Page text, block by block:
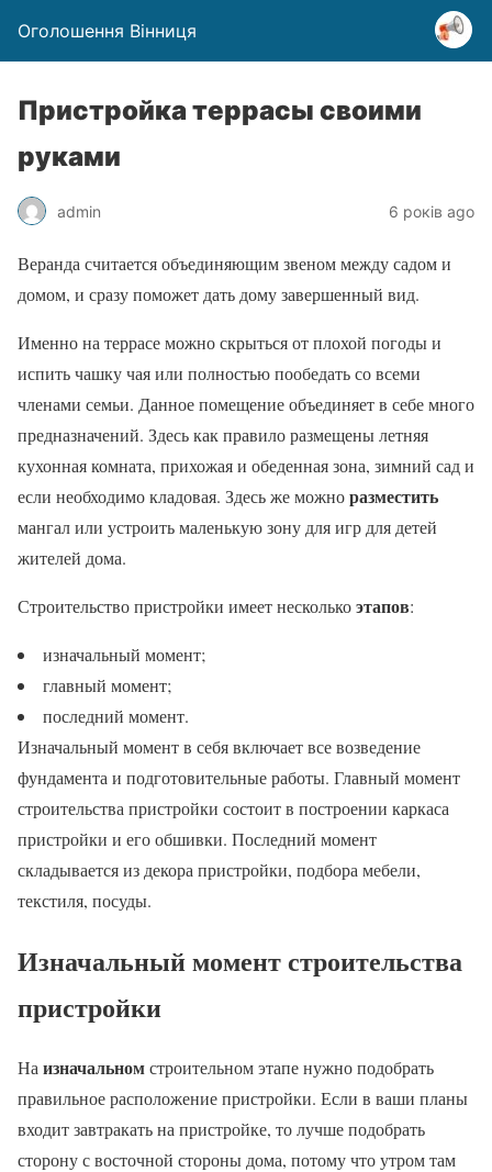
Оголошення Вінниця
Пристройка террасы своими
руками
admin 6 років ago
Веранда считается объединяющим звеном между садом и
домом, и сразу поможет дать дому завершенный вид.
Именно на террасе можно скрыться от плохой погоды и
испить чашку чая или полностью пообедать со всеми
членами семьи. Данное помещение объединяет в себе много
предназначений. Здесь как правило размещены летняя
кухонная комната, прихожая и обеденная зона, зимний сад и
если необходимо кладовая. Здесь же можноразместить
мангал или устроить маленькую зону для игр для детей
жителей дома.
Строительство пристройки имеет несколькоэтапов:
изначальный момент;
главный момент;
последний момент.
Изначальный момент в себя включает все возведение
фундамента и подготовительные работы. Главный момент
строительства пристройки состоит в построении каркаса
пристройки и его обшивки. Последний момент
складывается из декора пристройки, подбора мебели,
текстиля, посуды.
Изначальный момент строительства
пристройки
На изначальномстроительном этапе нужно подобрать
правильное расположение пристройки. Если в ваши планы
входит завтракать на пристройке, то лучше подобрать
сторону с восточной стороны дома, потому что утром там